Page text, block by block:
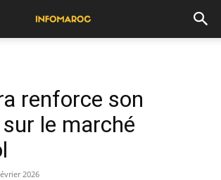
renforce son
le marché
2026